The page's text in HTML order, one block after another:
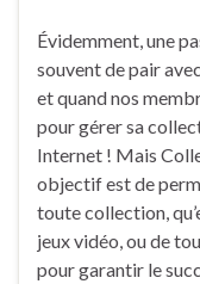
Évidemment, une
souvent de pair
et quand nos
pour gérer sa
Internet ! Mais
objectif est de
toute collection,
jeux vidéo, ou de
pour garantir le